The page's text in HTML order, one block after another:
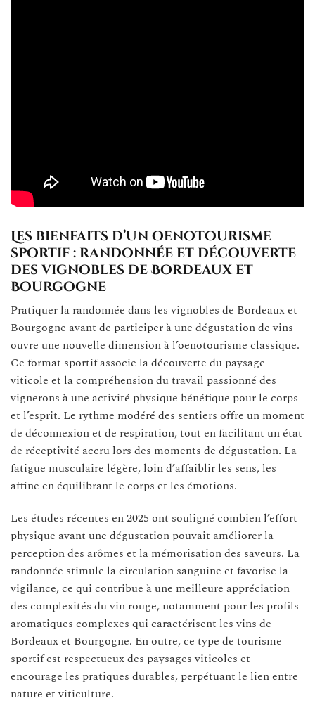
Les bienfaits d’un oenotourisme
sportif : randonnée et découverte
des vignobles de Bordeaux et
Bourgogne
Pratiquer la randonnée dans les vignobles de Bordeaux et
Bourgogne avant de participer à une dégustation de vins
ouvre une nouvelle dimension à l’oenotourisme classique.
Ce format sportif associe la découverte du paysage
viticole et la compréhension du travail passionné des
vignerons à une activité physique bénéfique pour le corps
et l’esprit. Le rythme modéré des sentiers offre un moment
de déconnexion et de respiration, tout en facilitant un état
de réceptivité accru lors des moments de dégustation. La
fatigue musculaire légère, loin d’affaiblir les sens, les
affine en équilibrant le corps et les émotions.
Les études récentes en 2025 ont souligné combien l’effort
physique avant une dégustation pouvait améliorer la
perception des arômes et la mémorisation des saveurs. La
randonnée stimule la circulation sanguine et favorise la
vigilance, ce qui contribue à une meilleure appréciation
des complexités du vin rouge, notamment pour les profils
aromatiques complexes qui caractérisent les vins de
Bordeaux et Bourgogne. En outre, ce type de tourisme
sportif est respectueux des paysages viticoles et
encourage les pratiques durables, perpétuant le lien entre
nature et viticulture.